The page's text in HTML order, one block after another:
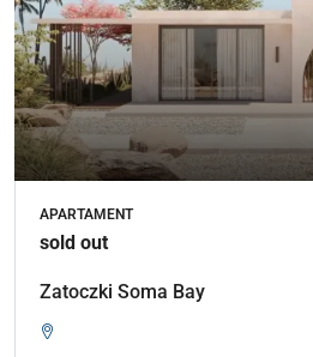
APARTAMENT
sold out
Zatoczki Soma Bay